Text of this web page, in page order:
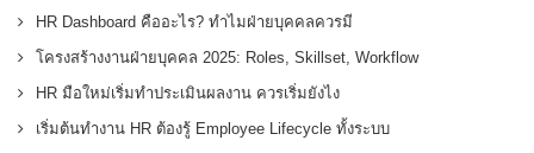
HR Dashboard คืออะไร? ทำไมฝ่ายบุคคลควรมี
โครงสร้างงานฝ่ายบุคคล 2025: Roles, Skillset, Workflow
HR มือใหม่เริ่มทำประเมินผลงาน ควรเริ่มยังไง
เริ่มต้นทำงาน HR ต้องรู้ Employee Lifecycle ทั้งระบบ